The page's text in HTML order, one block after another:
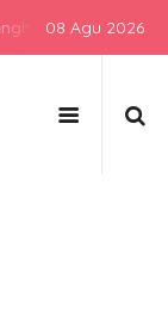
lulusan
08 Agu 2026